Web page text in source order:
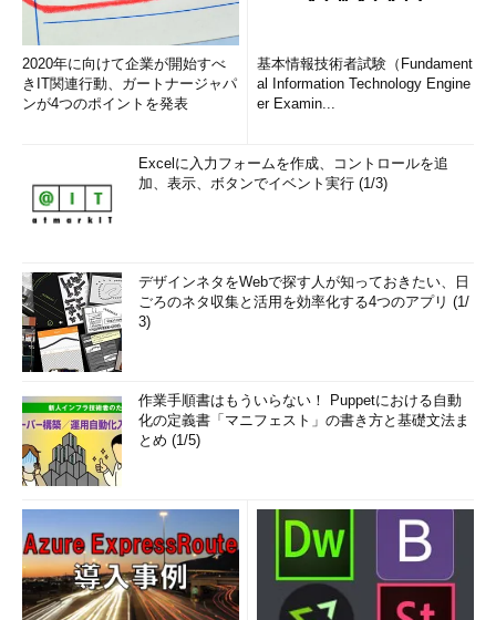
2020年に向けて企業が開始すべ
きIT関連行動、ガートナージャパ
ンが4つのポイントを発表
基本情報技術者試験（Fundament
al Information Technology Engine
er Examin...
Excelに入力フォームを作成、コントロールを追
加、表示、ボタンでイベント実行 (1/3)
デザインネタをWebで探す人が知っておきたい、日
ごろのネタ収集と活用を効率化する4つのアプリ (1/
3)
作業手順書はもういらない！ Puppetにおける自動
化の定義書「マニフェスト」の書き方と基礎文法ま
とめ (1/5)